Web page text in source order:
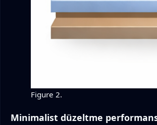
Figure 2.
Minimalist düzeltme